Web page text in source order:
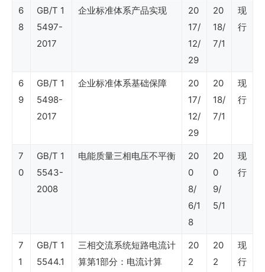
（法
务）
6
8
GB/T 1
5497-
2017
企业标准体系产品实现
20
17/
12/
29
20
18/
7/1
现
行
6
9
GB/T 1
5498-
2017
企业标准体系基础保障
20
17/
12/
29
20
18/
7/1
现
行
7
0
GB/T 1
5543-
2008
电能质量三相电压不平衡
20
0
8/
6/1
8
20
0
9/
5/1
现
行
7
1
GB/T 1
5544.1
三相交流系统短路电流计
算第1部分：电流计算
20
2
20
2
现
行